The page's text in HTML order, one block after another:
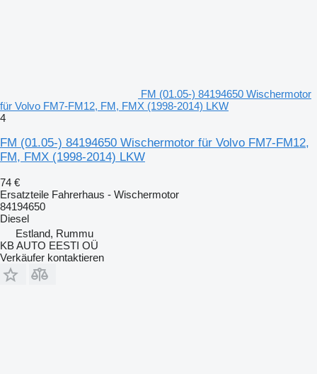
FM (01.05-) 84194650 Wischermotor
für Volvo FM7-FM12, FM, FMX (1998-2014) LKW
4
FM (01.05-) 84194650 Wischermotor für Volvo FM7-FM12,
FM, FMX (1998-2014) LKW
74 €
Ersatzteile Fahrerhaus - Wischermotor
84194650
Diesel
Estland, Rummu
KB AUTO EESTI OÜ
Verkäufer kontaktieren